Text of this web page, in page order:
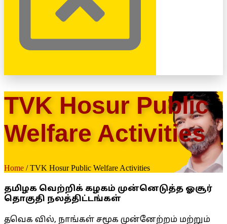
TVK Hosur Public
Welfare Activities
Home / TVK Hosur Public Welfare Activities
தமிழக வெற்றிக் கழகம் முன்னெடுத்த ஓசூர்
தொகுதி நலத்திட்டங்கள்
தவெக வில், நாங்கள் சமூக முன்னேற்றம் மற்றும்